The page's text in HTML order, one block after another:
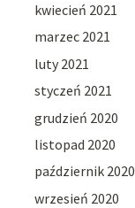
kwiecień 2021
marzec 2021
luty 2021
styczeń 2021
grudzień 2020
listopad 2020
październik 2020
wrzesień 2020